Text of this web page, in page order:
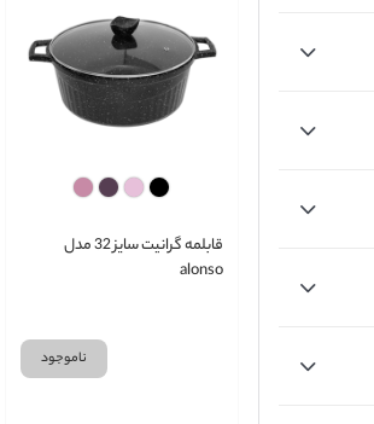
قابلمه گرانیت سایز 32 مدل
alonso
ناموجود